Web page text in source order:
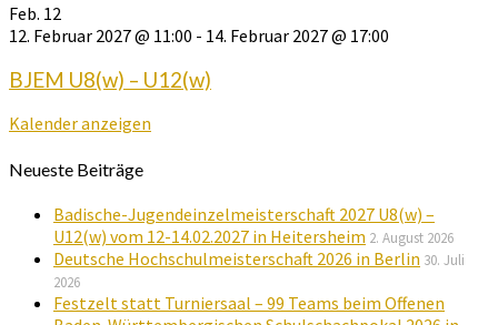
Feb. 12
12. Februar 2027 @ 11:00 - 14. Februar 2027 @ 17:00
BJEM U8(w) – U12(w)
Kalender anzeigen
Neueste Beiträge
Badische-Jugendeinzelmeisterschaft 2027 U8(w) –
U12(w) vom 12-14.02.2027 in Heitersheim 2. August 2026
Deutsche Hochschulmeisterschaft 2026 in Berlin 30. Juli
2026
Festzelt statt Turniersaal – 99 Teams beim Offenen